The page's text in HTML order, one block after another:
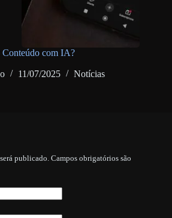
Conteúdo com IA?
11/07/2025 Notícias
publicado. Campos obrigatórios são